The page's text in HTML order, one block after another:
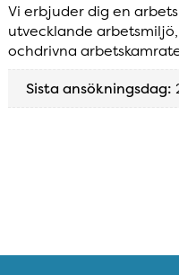
Vi erbjuder dig en
utvecklande
ochdrivna
Sista ansökningsdag: